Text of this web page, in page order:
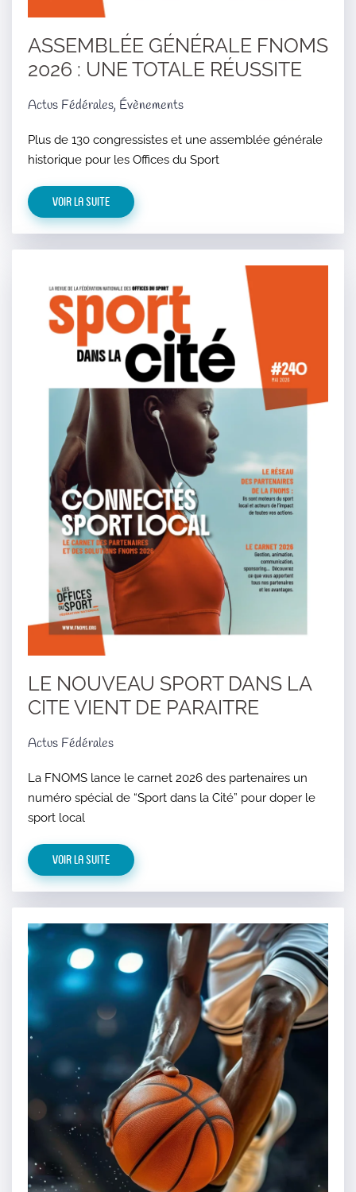
ASSEMBLÉE GÉNÉRALE FNOMS
2026 : UNE TOTALE RÉUSSITE
Actus Fédérales, Évènements
Plus de 130 congressistes et une assemblée générale
historique pour les Offices du Sport
Voir la suite
LE NOUVEAU SPORT DANS LA
CITE VIENT DE PARAITRE
Actus Fédérales
La FNOMS lance le carnet 2026 des partenaires un
numéro spécial de “Sport dans la Cité” pour doper le
sport local
Voir la suite